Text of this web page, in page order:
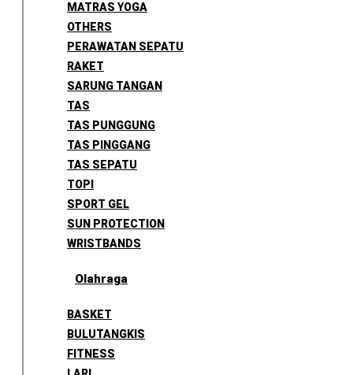
MATRAS YOGA
OTHERS
PERAWATAN SEPATU
RAKET
SARUNG TANGAN
TAS
TAS PUNGGUNG
TAS PINGGANG
TAS SEPATU
TOPI
SPORT GEL
SUN PROTECTION
WRISTBANDS
Olahraga
BASKET
BULUTANGKIS
FITNESS